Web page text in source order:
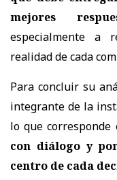
mejores
especialmente a
realidad de cada
Para concluir su
integrante de la
lo que corresponde
con diálogo y
centro de cada